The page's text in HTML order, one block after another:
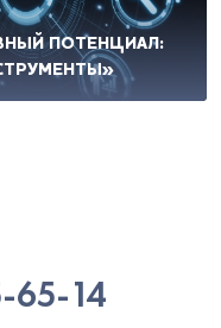
ПОТЕНЦИАЛ:
65-14